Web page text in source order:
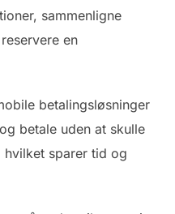
sammenligne
en
betalingsløsninger
betale uden at skulle
hvilket sparer tid og